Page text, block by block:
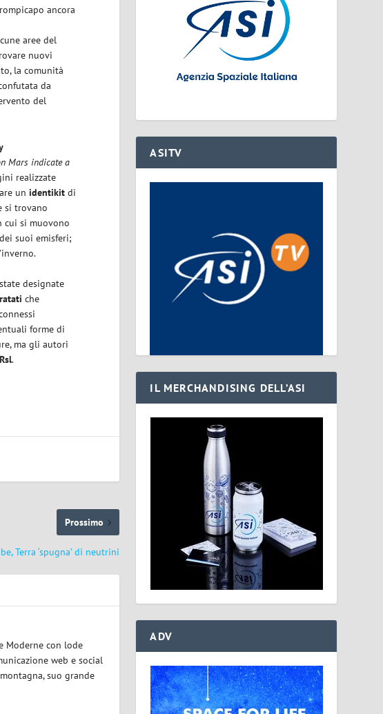
ancora
aree del
nuovi
la comunità
da
del
Mars indicate a
realizzate
unidentikit di
si trovano
cui si muovono
suoi emisferi;
designate
che
forme di
ma gli autori
Rsl.
Prossimo
Terra ‘spugna’ di neutrini
Moderne con lode
web e social
suo grande
ASITV
IL MERCHANDISING DELL’ASI
ADV